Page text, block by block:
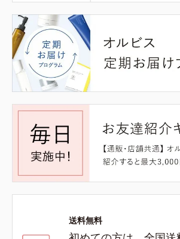
送料無料